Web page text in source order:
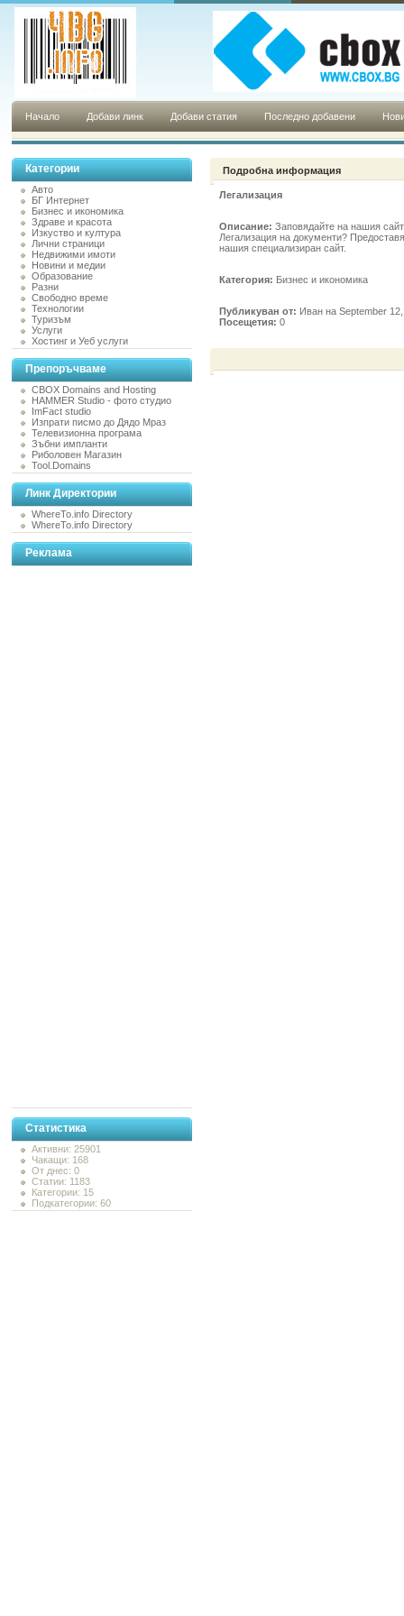
Начало Добави линк Добави статия Последно добавени
Категории
Авто
БГ Интернет
Бизнес и икономика
Здраве и красота
Изкуство и култура
Лични страници
Недвижими имоти
Новини и медии
Образование
Разни
Свободно време
Технологии
Туризъм
Услуги
Хостинг и Уеб услуги
Препоръчваме
CBOX Domains and Hosting
HAMMER Studio - фото студио
ImFact studio
Изпрати писмо до Дядо Мраз
Телевизионна програма
Зъбни импланти
Риболовен Магазин
Tool.Domains
Линк Директории
WhereTo.info Directory
WhereTo.info Directory
Реклама
Статистика
Активни: 25901
Чакащи: 168
От днес: 0
Статии: 1183
Категории: 15
Подкатегории: 60
Подробна информация
Легализация
Описание: Заповядайте на нашия
Легализация на документи?
нашия специализиран сайт.
Категория: Бизнес и икономика
Публикуван от: Иван на September
Посещетия: 0